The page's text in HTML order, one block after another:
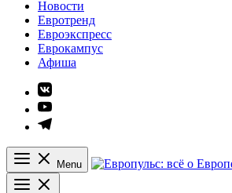
Европульс: всё о Европе
Новости
Евротренд
Евроэкспресс
Еврокампус
Афиша
Элемент
меню
Элемент
меню
Элемент
Menu